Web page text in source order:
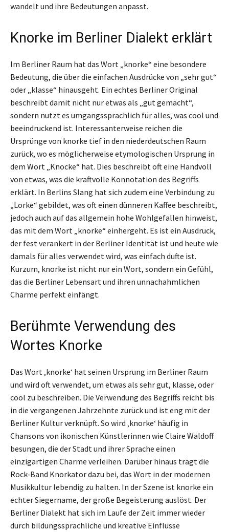
wandelt und ihre Bedeutungen anpasst.
Knorke im Berliner Dialekt erklärt
Im Berliner Raum hat das Wort „knorke“ eine besondere
Bedeutung, die über die einfachen Ausdrücke von „sehr gut“
oder „klasse“ hinausgeht. Ein echtes Berliner Original
beschreibt damit nicht nur etwas als „gut gemacht“,
sondern nutzt es umgangssprachlich für alles, was cool und
beeindruckend ist. Interessanterweise reichen die
Ursprünge von knorke tief in den niederdeutschen Raum
zurück, wo es möglicherweise etymologischen Ursprung in
dem Wort „Knocke“ hat. Dies beschreibt oft eine Handvoll
von etwas, was die kraftvolle Konnotation des Begriffs
erklärt. In Berlins Slang hat sich zudem eine Verbindung zu
„Lorke“ gebildet, was oft einen dünneren Kaffee beschreibt,
jedoch auch auf das allgemein hohe Wohlgefallen hinweist,
das mit dem Wort „knorke“ einhergeht. Es ist ein Ausdruck,
der fest verankert in der Berliner Identität ist und heute wie
damals für alles verwendet wird, was einfach dufte ist.
Kurzum, knorke ist nicht nur ein Wort, sondern ein Gefühl,
das die Berliner Lebensart und ihren unnachahmlichen
Charme perfekt einfängt.
Berühmte Verwendung des
Wortes Knorke
Das Wort ‚knorke‘ hat seinen Ursprung im Berliner Raum
und wird oft verwendet, um etwas als sehr gut, klasse, oder
cool zu beschreiben. Die Verwendung des Begriffs reicht bis
in die vergangenen Jahrzehnte zurück und ist eng mit der
Berliner Kultur verknüpft. So wird ‚knorke‘ häufig in
Chansons von ikonischen Künstlerinnen wie Claire Waldoff
besungen, die der Stadt und ihrer Sprache einen
einzigartigen Charme verleihen. Darüber hinaus trägt die
Rock-Band Knorkator dazu bei, das Wort in der modernen
Musikkultur lebendig zu halten. In der Szene ist knorke ein
echter Siegername, der große Begeisterung auslöst. Der
Berliner Dialekt hat sich im Laufe der Zeit immer wieder
durch bildungssprachliche und kreative Einflüsse